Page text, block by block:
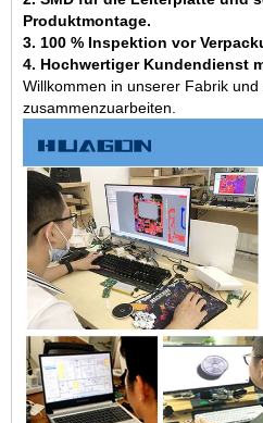
Produktmontage.
3. 100 % Inspektion vor
4. Hochwertiger Kundendienst
Willkommen in unserer Fabrik
zusammenzuarbeiten.